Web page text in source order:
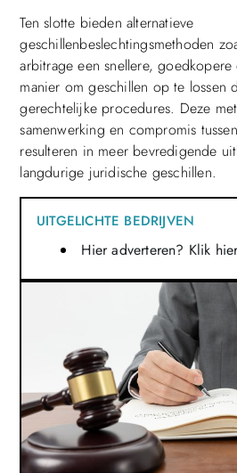
Ten slotte bieden alternatieve
geschillenbeslechtingsmethoden
arbitrage een snellere,
manier om geschillen op te lossen
gerechtelijke procedures. Deze
samenwerking en compromis
resulteren in meer bevredigende
langdurige juridische geschillen.
UITGELICHTE BEDRIJVEN
Hier adverteren? Klik